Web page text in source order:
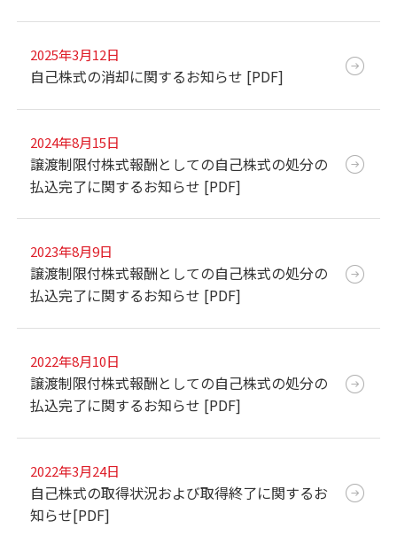
2025年3月12日
自己株式の消却に関するお知らせ [PDF]
2024年8月15日
譲渡制限付株式報酬としての自己株式の処分の
払込完了に関するお知らせ [PDF]
2023年8月9日
譲渡制限付株式報酬としての自己株式の処分の
払込完了に関するお知らせ [PDF]
2022年8月10日
譲渡制限付株式報酬としての自己株式の処分の
払込完了に関するお知らせ [PDF]
2022年3月24日
自己株式の取得状況および取得終了に関するお
知らせ[PDF]